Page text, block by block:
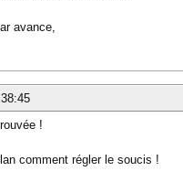
avance,
!
comment régler le soucis !